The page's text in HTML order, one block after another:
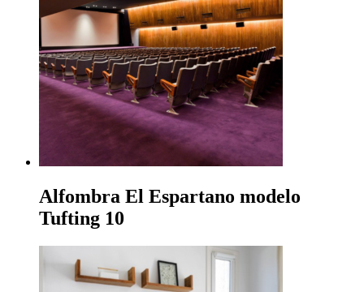
Alfombra El Espartano modelo
Tufting 10